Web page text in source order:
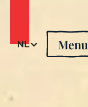
NL Menu